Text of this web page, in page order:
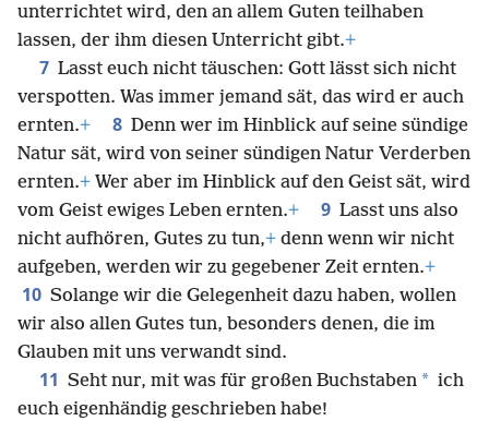
unterrichtet wird, den an allem Guten teilhaben
lassen, der ihm diesen Unterricht gibt.+
7 Lasst euch nicht täuschen: Gott lässt sich nicht
verspotten. Was immer jemand sät, das wird er auch
ernten.+ 8 Denn wer im Hinblick auf seine sündige
Natur sät, wird von seiner sündigen Natur Verderben
ernten.+ Wer aber im Hinblick auf den Geist sät, wird
vom Geist ewiges Leben ernten.+ 9 Lasst uns also
nicht aufhören, Gutes zu tun,+ denn wenn wir nicht
aufgeben, werden wir zu gegebener Zeit ernten.+
10 Solange wir die Gelegenheit dazu haben, wollen
wir also allen Gutes tun, besonders denen, die im
Glauben mit uns verwandt sind.
11 Seht nur, mit was für großen Buchstaben * ich
euch eigenhändig geschrieben habe!